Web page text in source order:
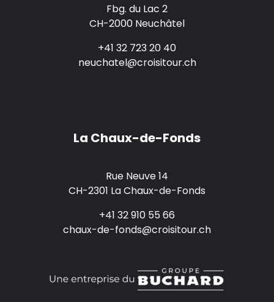
Fbg. du Lac 2
CH-2000 Neuchâtel
+41 32 723 20 40
neuchatel@croisitour.ch
La Chaux-de-Fonds
Rue Neuve 14
CH-2301 La Chaux-de-Fonds
+41 32 910 55 66
chaux-de-fonds@croisitour.ch